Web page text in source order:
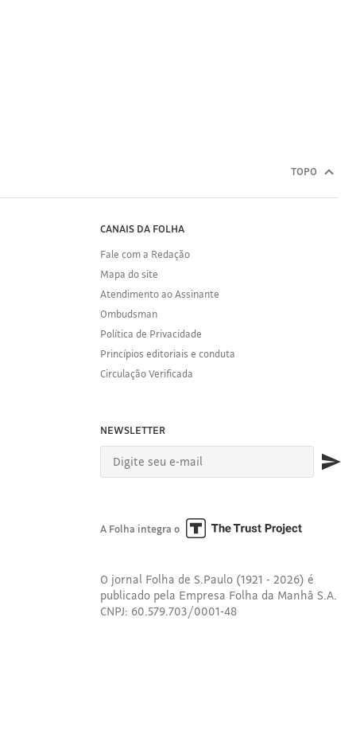
TOPO
CANAIS DA FOLHA
Fale com a Redação
Mapa do site
Atendimento ao Assinante
Ombudsman
Política de Privacidade
Princípios editoriais e conduta
Circulação Verificada
NEWSLETTER
A Folha integra o
O jornal Folha de S.Paulo (1921 - 2026) é
publicado pela Empresa Folha da Manhã S.A.
CNPJ: 60.579.703/0001-48